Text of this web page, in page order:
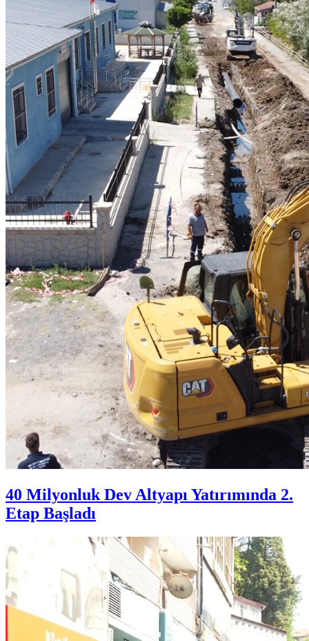
40 Milyonluk Dev Altyapı Yatırımında 2.
Etap Başladı